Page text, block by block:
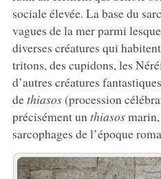
sociale élevée. La base du
vagues de la mer parmi
diverses créatures qui
tritons, des cupidons, les
d’autres créatures
dethiasos(procession
précisément unthiasosmarin,
sarcophages de l’époque